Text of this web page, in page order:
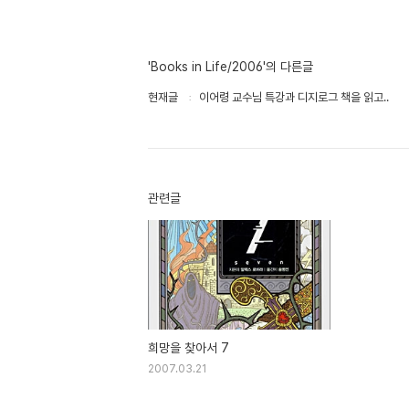
'Books in Life/2006'의 다른글
현재글 이어령 교수님 특강과 디지로그 책을 읽고..
관련글
희망을 찾아서 7
2007.03.21